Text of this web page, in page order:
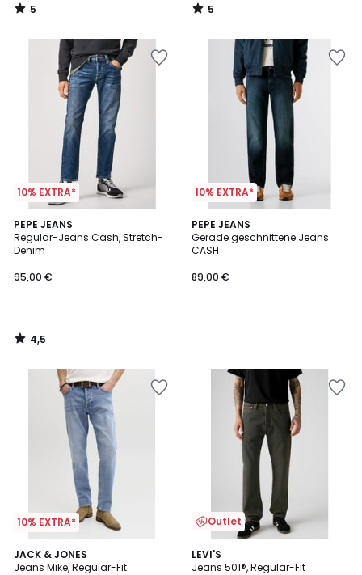
5
/
5
/
10% EXTRA*
PEPE JEANS
Regular-Jeans Cash, Stretch-
Denim
95,00 €
4,5
/ 5
4,5
/
10% EXTRA*
PEPE JEANS
Gerade geschnittene Jeans
CASH
89,00 €
10% EXTRA*
JACK & JONES
Jeans Mike, Regular-Fit
Outlet
LEVI'S
Jeans 501®, Regular-Fit
4,5
/ 5